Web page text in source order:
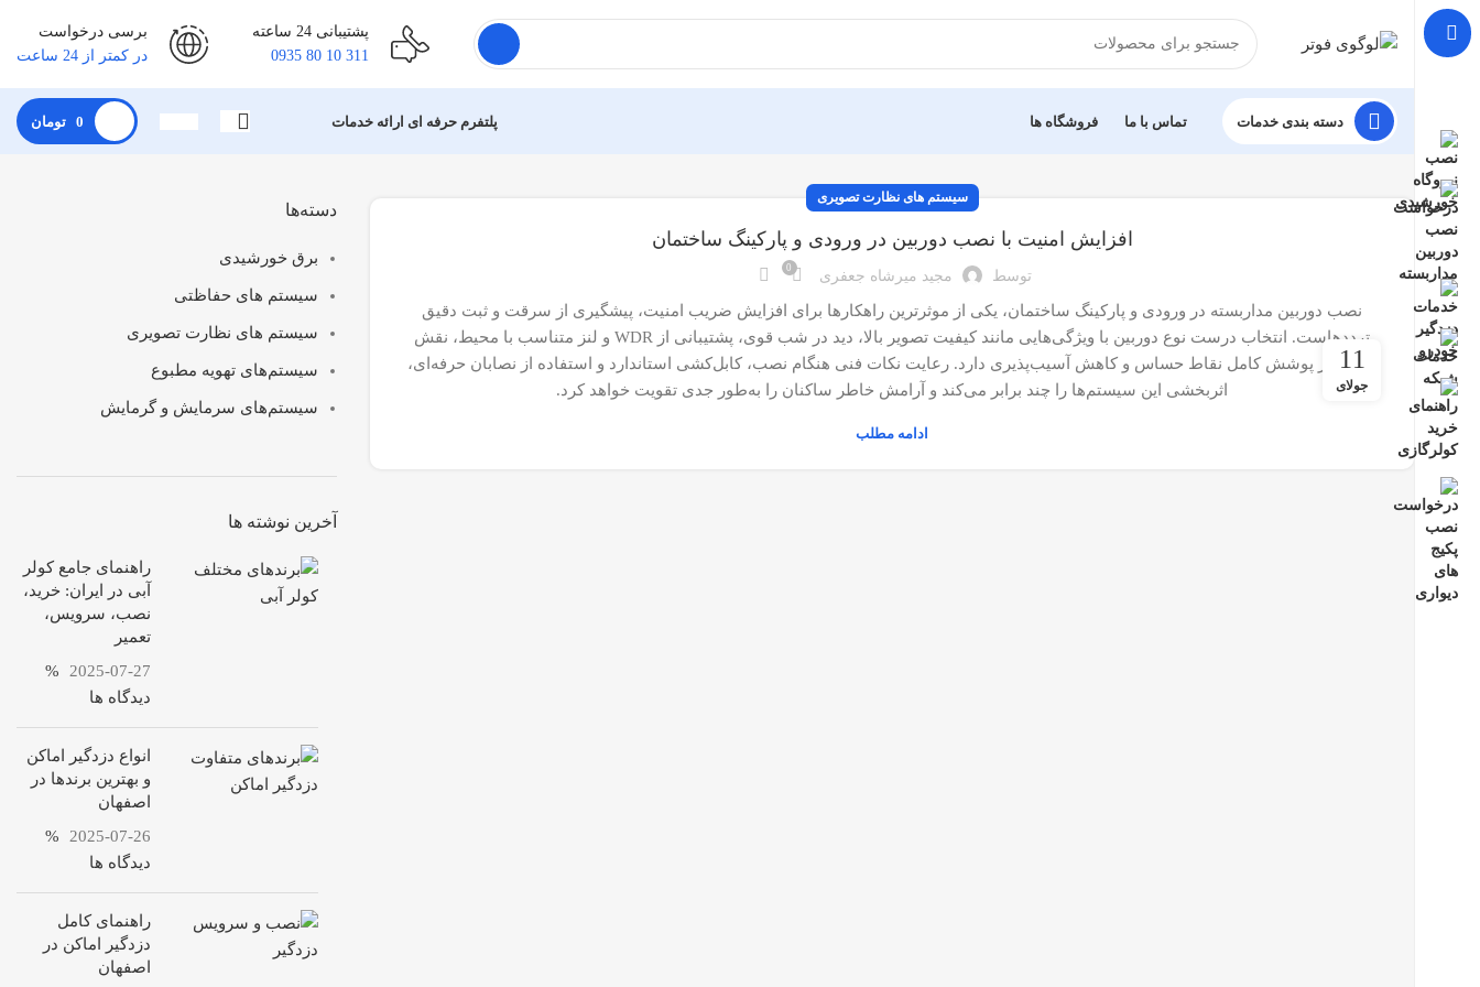
پشتیبانی 24 ساعته
311 10 80 0935
برسی درخواست
در کمتر از 24 ساعت
دسته بندی خدمات تماس با ما فروشگاه ها پلتفرم حرفه ای ارائه خدمات 0 تومان
11
جولای
سیستم های نظارت تصویری
افزایش امنیت با نصب دوربین در ورودی و پارکینگ ساختمان
توسط مجید میرشاه جعفری 0
نصب دوربین مداربسته در ورودی و پارکینگ ساختمان، یکی از موثرترین راهکارها برای افزایش ضریب امنیت، پیشگیری از سرقت و ثبت دقیق
ترددهاست. انتخاب درست نوع دوربین با ویژگی‌هایی مانند کیفیت تصویر بالا، دید در شب قوی، پشتیبانی از WDR و لنز متناسب با محیط، نقش
حیاتی در پوشش کامل نقاط حساس و کاهش آسیب‌پذیری دارد. رعایت نکات فنی هنگام نصب، کابل‌کشی استاندارد و استفاده از نصابان حرفه‌ای،
اثربخشی این سیستم‌ها را چند برابر می‌کند و آرامش خاطر ساکنان را به‌طور جدی تقویت خواهد کرد.
ادامه مطلب
دسته‌ها
برق خورشیدی
سیستم های حفاظتی
سیستم های نظارت تصویری
سیستم‌های تهویه مطبوع
سیستم‌های سرمایش و گرمایش
آخرین نوشته ها
راهنمای جامع کولر
آبی در ایران: خرید،
نصب، سرویس،
تعمیر
2025-07-27
%
دیدگاه ها
انواع دزدگیر اماکن
و بهترین برندها در
اصفهان
2025-07-26
%
دیدگاه ها
راهنمای کامل
دزدگیر اماکن در
اصفهان